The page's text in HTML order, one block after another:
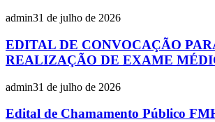
admin31 de julho de 2026
EDITAL DE CONVOCAÇÃO
REALIZAÇÃO DE EXAME
admin31 de julho de 2026
Edital de Chamamento Público